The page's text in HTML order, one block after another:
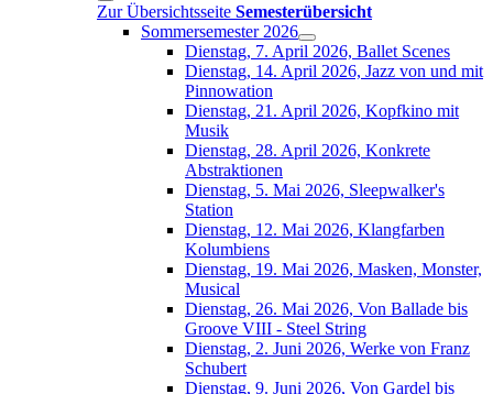
Zur Übersichtsseite Semesterübersicht
Sommersemester 2026
Dienstag, 7. April 2026, Ballet Scenes
Dienstag, 14. April 2026, Jazz von und mit
Pinnowation
Dienstag, 21. April 2026, Kopfkino mit
Musik
Dienstag, 28. April 2026, Konkrete
Abstraktionen
Dienstag, 5. Mai 2026, Sleepwalker's
Station
Dienstag, 12. Mai 2026, Klangfarben
Kolumbiens
Dienstag, 19. Mai 2026, Masken, Monster,
Musical
Dienstag, 26. Mai 2026, Von Ballade bis
Groove VIII - Steel String
Dienstag, 2. Juni 2026, Werke von Franz
Schubert
Dienstag, 9. Juni 2026, Von Gardel bis